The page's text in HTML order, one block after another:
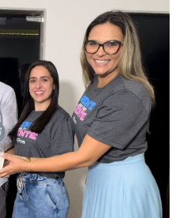
instalado
município de Presidente
com outros municípios
de veículos por
informações, nesse caso
cidade do Estado do Rio
instaladas na sede e no
garantindo mais
nas ruas, no comércio, os
Estamos no rumo certo,
que contribuem para a
destaca o prefeito Dorlei